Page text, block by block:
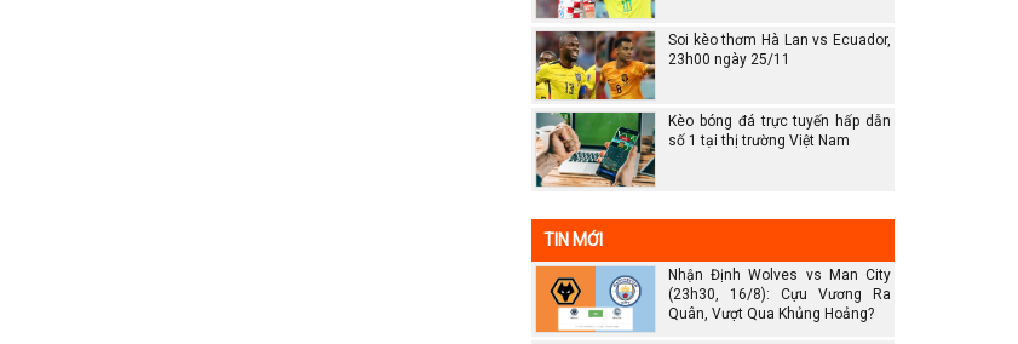
Soi kèo thơm Hà Lan vs Ecuador,
23h00 ngày 25/11
Kèo bóng đá trực tuyến hấp dẫn
số 1 tại thị trường Việt Nam
TIN MỚI
Nhận Định Wolves vs Man City
(23h30, 16/8): Cựu Vương Ra
Quân, Vượt Qua Khủng Hoảng?